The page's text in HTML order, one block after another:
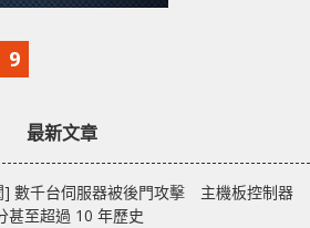
9
最新文章
] 數千台伺服器被後門攻擊 主機板控制器
甚至超過 10 年歷史